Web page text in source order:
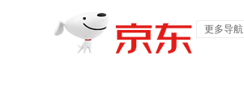
更多导航